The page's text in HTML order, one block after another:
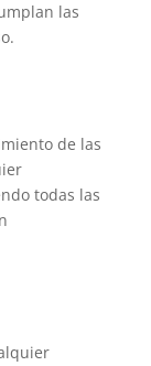
las
de las
todas las